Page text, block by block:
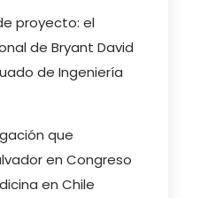
proyecto: el
de Bryant David
de Ingeniería
que
en Congreso
en Chile